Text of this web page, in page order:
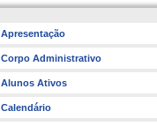
Apresentação
Corpo Administrativo
Alunos Ativos
Calendário